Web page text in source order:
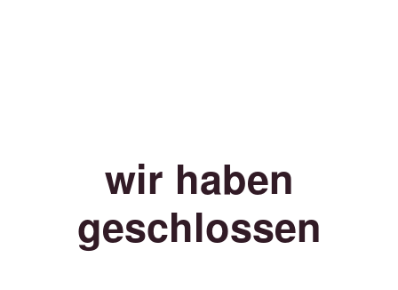
wir haben
geschlossen